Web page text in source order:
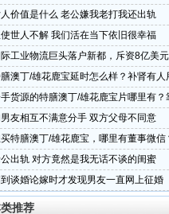
价值是什么 老公嫌我老打我还出轨
世人不解 我们活在当下依旧很幸福
际工业物流巨头落户新都，斥资8亿美
最大物流港！
澳丁/雄花鹿宝延时怎么样？补肾有人
信
货源的特膳澳丁/雄花鹿宝片哪里有？
友相互不满意分手 双方父母不同意
特膳澳丁/雄花鹿宝，哪里有董事微信
出轨 对方竟然是我无话不谈的闺蜜
谈婚论嫁时才发现男友一直网上征婚
推荐